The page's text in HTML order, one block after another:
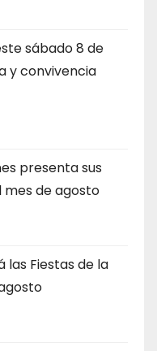
sábado 8 de
y convivencia
presenta sus
de agosto
las Fiestas de la